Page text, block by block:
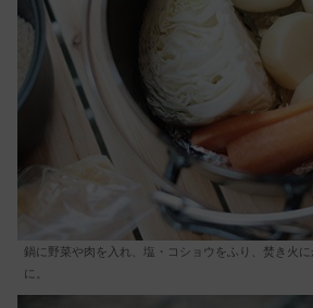
鍋に野菜や肉を入れ、塩・コショウをふり、焚き火
に。